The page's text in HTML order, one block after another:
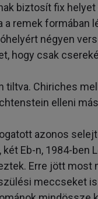
biztosít fix helyet
remek formában
négyen
hogy csak
tiltva. Chiriches
elleni
azonos
Eb-n, 1984-ben
Erre jött most
meccseket